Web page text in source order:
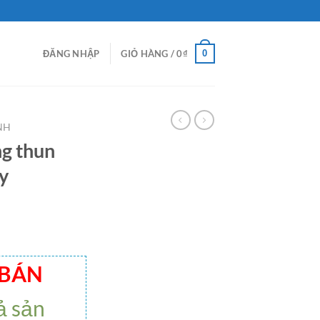
ĐĂNG NHẬP GIỎ HÀNG /0₫ 0
thun
sản